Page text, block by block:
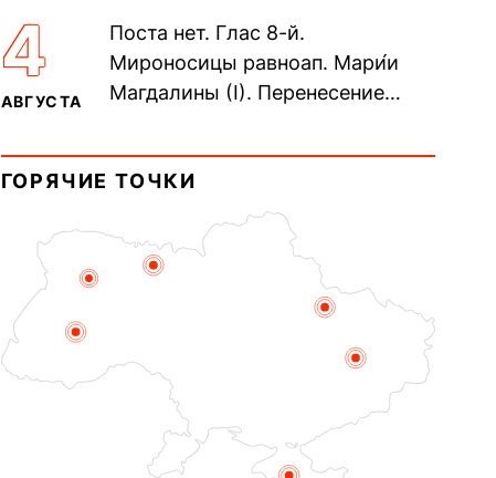
мучеников (284–305). прав.
воина Фео́дора...
4
АВГУСТА
Поста нет. Глас 8-й.
Мироносицы равноап. Мари́и
Магдалины (I). Перенесение
Синопского (403–404). Прп.
Корни́лия...
ГОРЯЧИЕ ТОЧКИ